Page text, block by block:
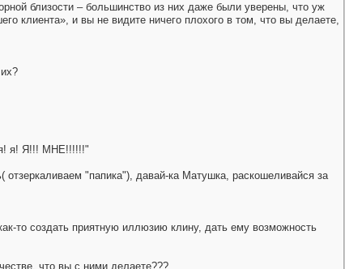
близости – большинство из них даже были уверены, что уж
клиента», и вы не видите ничего плохого в том, что вы делаете,
я! Я!!! МНЕ!!!!!!"
"папика"), давай-ка Матушка, раскошеливайся за
то создать приятную иллюзию клину, дать ему возможность
что вы с ними делаете???